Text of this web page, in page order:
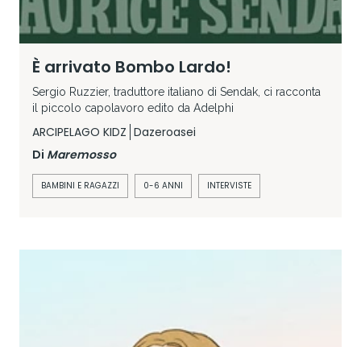
È arrivato Bombo Lardo!
Sergio Ruzzier, traduttore italiano di Sendak, ci racconta
il piccolo capolavoro edito da Adelphi
ARCIPELAGO KIDZ Dazeroasei
Di Maremosso
BAMBINI E RAGAZZI 0-6 ANNI INTERVISTE